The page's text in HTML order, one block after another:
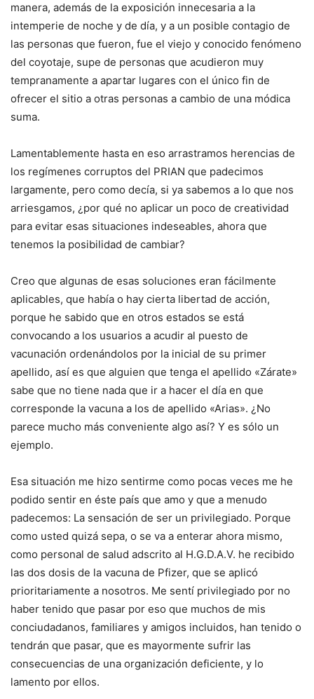
manera, además de la exposición innecesaria a la
intemperie de noche y de día, y a un posible contagio de
las personas que fueron, fue el viejo y conocido fenómeno
del coyotaje, supe de personas que acudieron muy
tempranamente a apartar lugares con el único fin de
ofrecer el sitio a otras personas a cambio de una módica
suma.
Lamentablemente hasta en eso arrastramos herencias de
los regímenes corruptos del PRIAN que padecimos
largamente, pero como decía, si ya sabemos a lo que nos
arriesgamos, ¿por qué no aplicar un poco de creatividad
para evitar esas situaciones indeseables, ahora que
tenemos la posibilidad de cambiar?
Creo que algunas de esas soluciones eran fácilmente
aplicables, que había o hay cierta libertad de acción,
porque he sabido que en otros estados se está
convocando a los usuarios a acudir al puesto de
vacunación ordenándolos por la inicial de su primer
apellido, así es que alguien que tenga el apellido «Zárate»
sabe que no tiene nada que ir a hacer el día en que
corresponde la vacuna a los de apellido «Arias». ¿No
parece mucho más conveniente algo así? Y es sólo un
ejemplo.
Esa situación me hizo sentirme como pocas veces me he
podido sentir en éste país que amo y que a menudo
padecemos: La sensación de ser un privilegiado. Porque
como usted quizá sepa, o se va a enterar ahora mismo,
como personal de salud adscrito al H.G.D.A.V. he recibido
las dos dosis de la vacuna de Pfizer, que se aplicó
prioritariamente a nosotros. Me sentí privilegiado por no
haber tenido que pasar por eso que muchos de mis
conciudadanos, familiares y amigos incluidos, han tenido o
tendrán que pasar, que es mayormente sufrir las
consecuencias de una organización deficiente, y lo
lamento por ellos.